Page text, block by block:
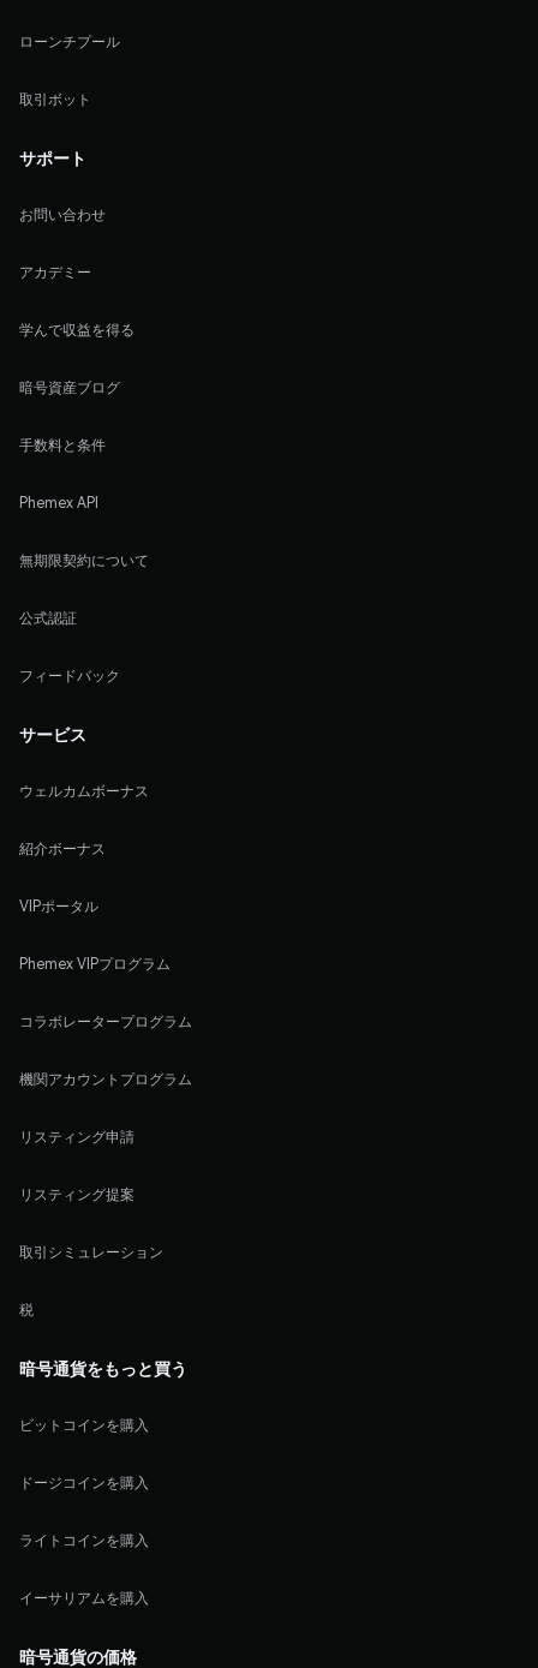
ローンチプール
取引ボット
サポート
お問い合わせ
アカデミー
学んで収益を得る
暗号資産ブログ
手数料と条件
Phemex API
無期限契約について
公式認証
フィードバック
サービス
ウェルカムボーナス
紹介ボーナス
VIPポータル
Phemex VIPプログラム
コラボレータープログラム
機関アカウントプログラム
リスティング申請
リスティング提案
取引シミュレーション
税
暗号通貨をもっと買う
ビットコインを購入
ドージコインを購入
ライトコインを購入
イーサリアムを購入
暗号通貨の価格